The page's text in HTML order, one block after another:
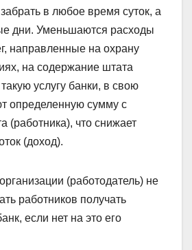
в любое время суток, а
дни. Уменьшаются расходы
направленные на охрану
на содержание штата
услугу банки, в свою
определенную сумму с
(работника), что снижает
(доход).
(работодатель) не
работников получать
если нет на это его